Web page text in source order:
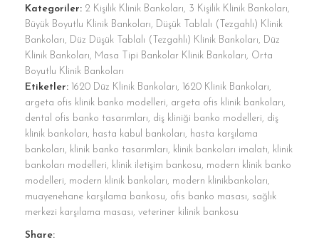
Kategoriler: 2 Kişilik Klinik Bankoları, 3 Kişilik Klinik Bankoları,
Büyük Boyutlu Klinik Bankoları, Düşük Tablalı (Tezgahlı) Klinik
Bankoları, Düz Düşük Tablalı (Tezgahlı) Klinik Bankoları, Düz
Klinik Bankoları, Masa Tipi Bankolar Klinik Bankoları, Orta
Boyutlu Klinik Bankoları
Etiketler: 1620 Düz Klinik Bankoları, 1620 Klinik Bankoları,
argeta ofis klinik banko modelleri, argeta ofis klinik bankoları,
dental ofis banko tasarımları, diş kliniği banko modelleri, diş
klinik bankoları, hasta kabul bankoları, hasta karşılama
bankoları, klinik banko tasarımları, klinik bankoları imalatı, klinik
bankoları modelleri, klinik iletişim bankosu, modern klinik banko
modelleri, modern klinik bankoları, modern klinikbankoları,
muayenehane karşılama bankosu, ofis banko masası, sağlık
merkezi karşılama masası, veteriner kilinik bankosu
Share: